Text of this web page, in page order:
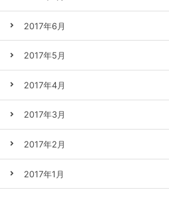
2017年6月
2017年5月
2017年4月
2017年3月
2017年2月
2017年1月